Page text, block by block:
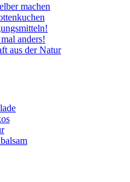
machen
anders!
aus der Natur